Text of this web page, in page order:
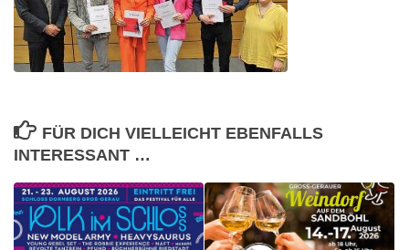
FÜR DICH VIELLEICHT EBENFALLS
INTERESSANT …